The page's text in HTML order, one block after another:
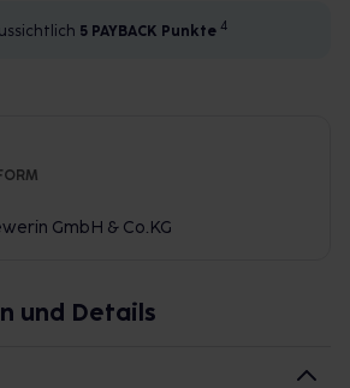
5 PAYBACK Punkte 4
GmbH & Co.KG
und Details